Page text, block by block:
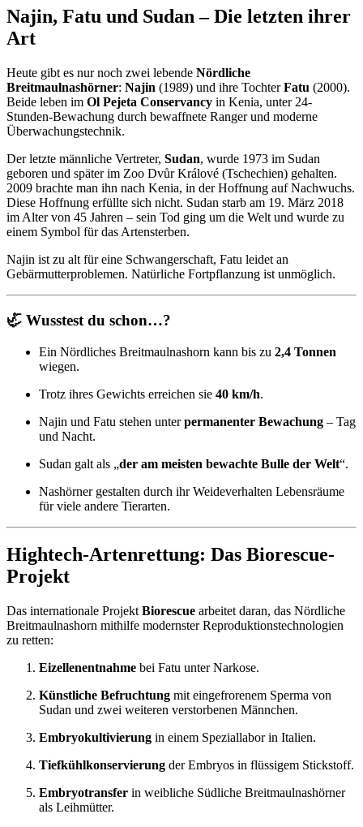
Najin, Fatu und Sudan – Die letzten ihrer
Art
Heute gibt es nur noch zwei lebende Nördliche
Breitmaulnashörner: Najin (1989) und ihre TochterFatu (2000).
Beide leben im Ol Pejeta Conservancy in Kenia, unter 24-
Stunden-Bewachung durch bewaffnete Ranger und moderne
Überwachungstechnik.
Der letzte männliche Vertreter, Sudan, wurde 1973 im Sudan
geboren und später im Zoo Dvůr Králové (Tschechien) gehalten.
2009 brachte man ihn nach Kenia, in der Hoffnung auf Nachwuchs.
Diese Hoffnung erfüllte sich nicht. Sudan starb am 19. März 2018
im Alter von 45 Jahren – sein Tod ging um die Welt und wurde zu
einem Symbol für das Artensterben.
Najin ist zu alt für eine Schwangerschaft, Fatu leidet an
Gebärmutterproblemen. Natürliche Fortpflanzung ist unmöglich.
🦏 Wusstest du schon…?
Ein Nördliches Breitmaulnashorn kann bis zu 2,4 Tonnen
wiegen.
Trotz ihres Gewichts erreichen sie 40 km/h.
Najin und Fatu stehen unterpermanenter Bewachung – Tag
und Nacht.
Sudan galt als „der am meisten bewachte Bulle der Welt“.
Nashörner gestalten durch ihr Weideverhalten Lebensräume
für viele andere Tierarten.
Hightech-Artenrettung: Das Biorescue-
Projekt
Das internationale Projekt Biorescue arbeitet daran, das Nördliche
Breitmaulnashorn mithilfe modernster Reproduktionstechnologien
zu retten:
Eizellenentnahme bei Fatu unter Narkose.
Künstliche Befruchtung mit eingefrorenem Sperma von
Sudan und zwei weiteren verstorbenen Männchen.
Embryokultivierung in einem Speziallabor in Italien.
Tiefkühlkonservierung der Embryos in flüssigem Stickstoff.
Embryotransfer in weibliche Südliche Breitmaulnashörner
als Leihmütter.